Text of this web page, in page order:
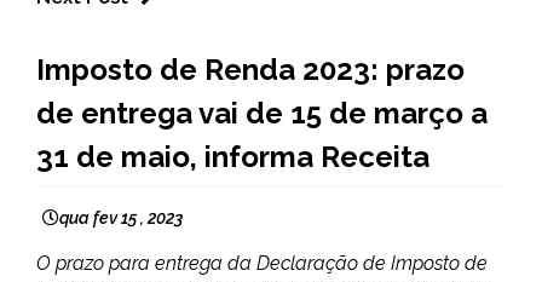
NOTÍCIAS
Imposto de Renda 2023: prazo
de entrega vai de 15 de março a
31 de maio, informa Receita
qua fev 15 , 2023
O prazo para entrega da Declaração de Imposto de